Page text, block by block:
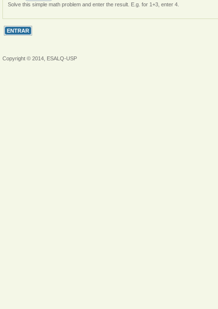
Solve this simple math problem and enter the result. E.g. for 1+3, enter 4.
Copyright © 2014, ESALQ-USP